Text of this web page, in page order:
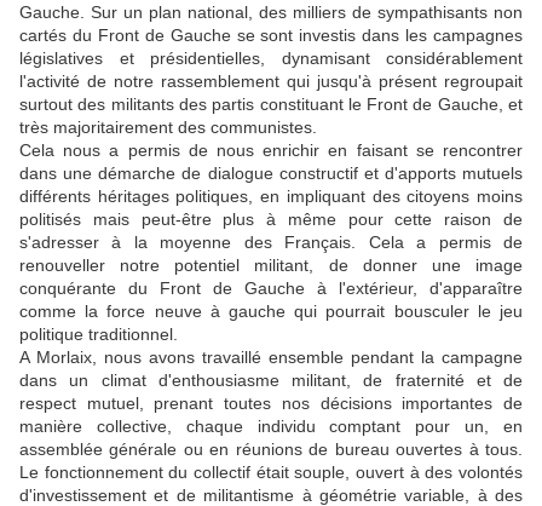
Gauche. Sur un plan national, des milliers de sympathisants non
cartés du Front de Gauche se sont investis dans les campagnes
législatives et présidentielles, dynamisant considérablement
l'activité de notre rassemblement qui jusqu'à présent regroupait
surtout des militants des partis constituant le Front de Gauche, et
très majoritairement des communistes.
Cela nous a permis de nous enrichir en faisant se rencontrer
dans une démarche de dialogue constructif et d'apports mutuels
différents héritages politiques, en impliquant des citoyens moins
politisés mais peut-être plus à même pour cette raison de
s'adresser à la moyenne des Français. Cela a permis de
renouveller notre potentiel militant, de donner une image
conquérante du Front de Gauche à l'extérieur, d'apparaître
comme la force neuve à gauche qui pourrait bousculer le jeu
politique traditionnel.
A Morlaix, nous avons travaillé ensemble pendant la campagne
dans un climat d'enthousiasme militant, de fraternité et de
respect mutuel, prenant toutes nos décisions importantes de
manière collective, chaque individu comptant pour un, en
assemblée générale ou en réunions de bureau ouvertes à tous.
Le fonctionnement du collectif était souple, ouvert à des volontés
d'investissement et de militantisme à géométrie variable, à des